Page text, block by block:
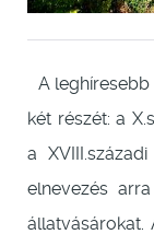
A
két részét: a
a
elnevezés
állatvásárokat.